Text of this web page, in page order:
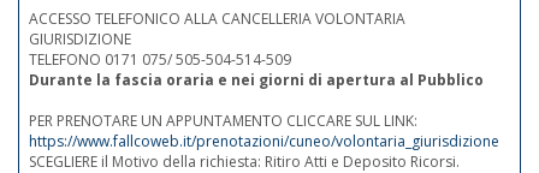
ACCESSO TELEFONICO ALLA CANCELLERIA VOLONTARIA
GIURISDIZIONE
TELEFONO 0171 075/ 505-504-514-509
Durante la fascia oraria e nei giorni di apertura al Pubblico
PER PRENOTARE UN APPUNTAMENTO CLICCARE SUL LINK:
https://www.fallcoweb.it/prenotazioni/cuneo/volontaria_giurisdizione
SCEGLIERE il Motivo della richiesta: Ritiro Atti e Deposito Ricorsi.